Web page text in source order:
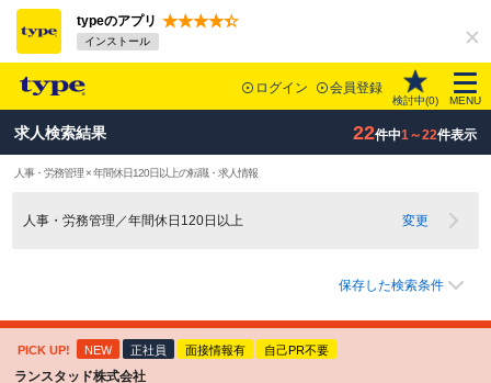
typeのアプリ
インストール
ログイン 会員登録
検討中(0) MENU
求人検索結果 22件中1～22件表示
人事・労務管理 × 年間休日120日以上の転職・求人情報
人事・労務管理／年間休日120日以上 変更
保存した検索条件
PICK UP! NEW 正社員 面接情報有 自己PR不要
ランスタッド株式会社